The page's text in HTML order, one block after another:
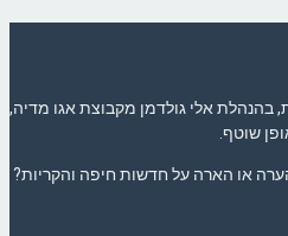
בהנהלת אלי גולדמן מקבוצת אגו מדיה,
שוטף.
או הארה על חדשות חיפה והקריות?